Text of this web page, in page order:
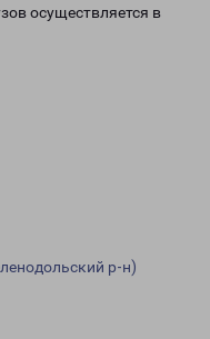
осуществляется в
р-н)